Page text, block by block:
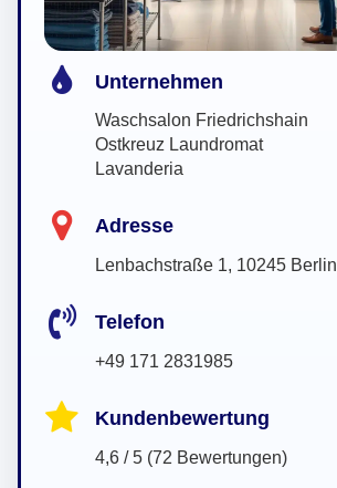
Unternehmen
Waschsalon Friedrichshain
Ostkreuz Laundromat
Lavanderia
Adresse
Lenbachstraße 1, 10245 Berlin
Telefon
+49 171 2831985
Kundenbewertung
4,6 / 5 (72 Bewertungen)